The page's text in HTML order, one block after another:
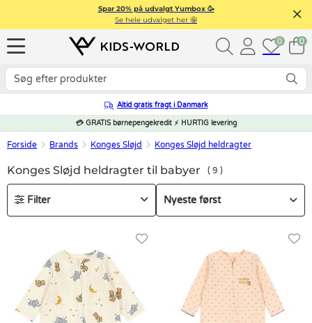
Spar 20% på udvalgt Yumbox 🥳
Se hele udvalget her 🤩
0 0
Altid gratis fragt i Danmark
💳 GRATIS børnepengekredit ⚡ HURTIG levering
Forside Brands Konges Sløjd Konges Sløjd heldragter
Konges Sløjd heldragter til babyer 9
Filter